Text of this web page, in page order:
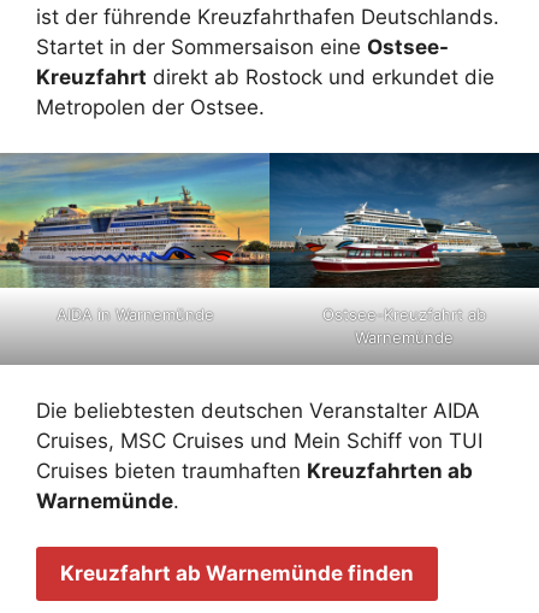
ist der führende Kreuzfahrthafen Deutschlands.
Startet in der Sommersaison eine Ostsee-
Kreuzfahrt direkt ab Rostock und erkundet die
Metropolen der Ostsee.
AIDA in Warnemünde
Ostsee-Kreuzfahrt ab
Warnemünde
Die beliebtesten deutschen Veranstalter AIDA
Cruises, MSC Cruises und Mein Schiff von TUI
Cruises bieten traumhaften Kreuzfahrten ab
Warnemünde.
Kreuzfahrt ab Warnemünde finden